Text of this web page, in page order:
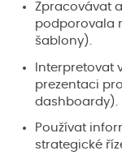
Zpracovávat
podporovala
šablony).
Interpretovat
prezentaci
dashboardy).
Používat
strategické